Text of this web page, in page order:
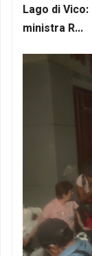
Lago di
ministra R...